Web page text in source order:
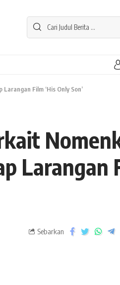
Film ‘His Only Son’
Larangan
Sebarkan